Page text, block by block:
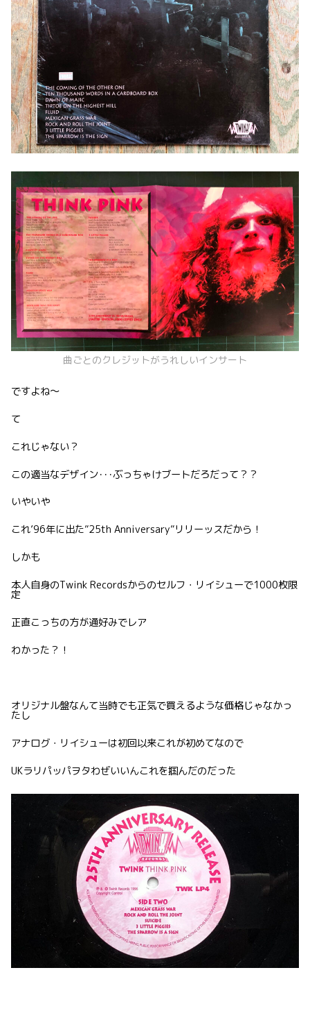
曲ごとのクレジットがうれしいインサート
ですよね〜
て
これじゃない？
この適当なデザイン･･･ぶっちゃけブートだろだって？？
いやいや
これ’96年に出た”25th Anniversary”リリーッスだから！
しかも
本人自身のTwink Recordsからのセルフ・リイシューで1000枚限
定
正直こっちの方が通好みでレア
わかった？！
オリジナル盤なんて当時でも正気で買えるような価格じゃなかっ
たし
アナログ・リイシューは初回以来これが初めてなので
UKラリパッパヲタわぜいいんこれを掴んだのだった